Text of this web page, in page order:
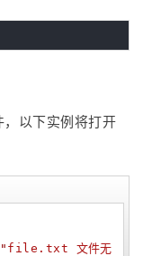
，以下实例将打开
" file.txt 文件无